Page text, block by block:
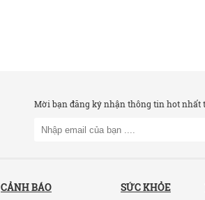
Mời bạn đăng ký nhận thông tin hot nhất
CẢNH BÁO SỨC KHỎE